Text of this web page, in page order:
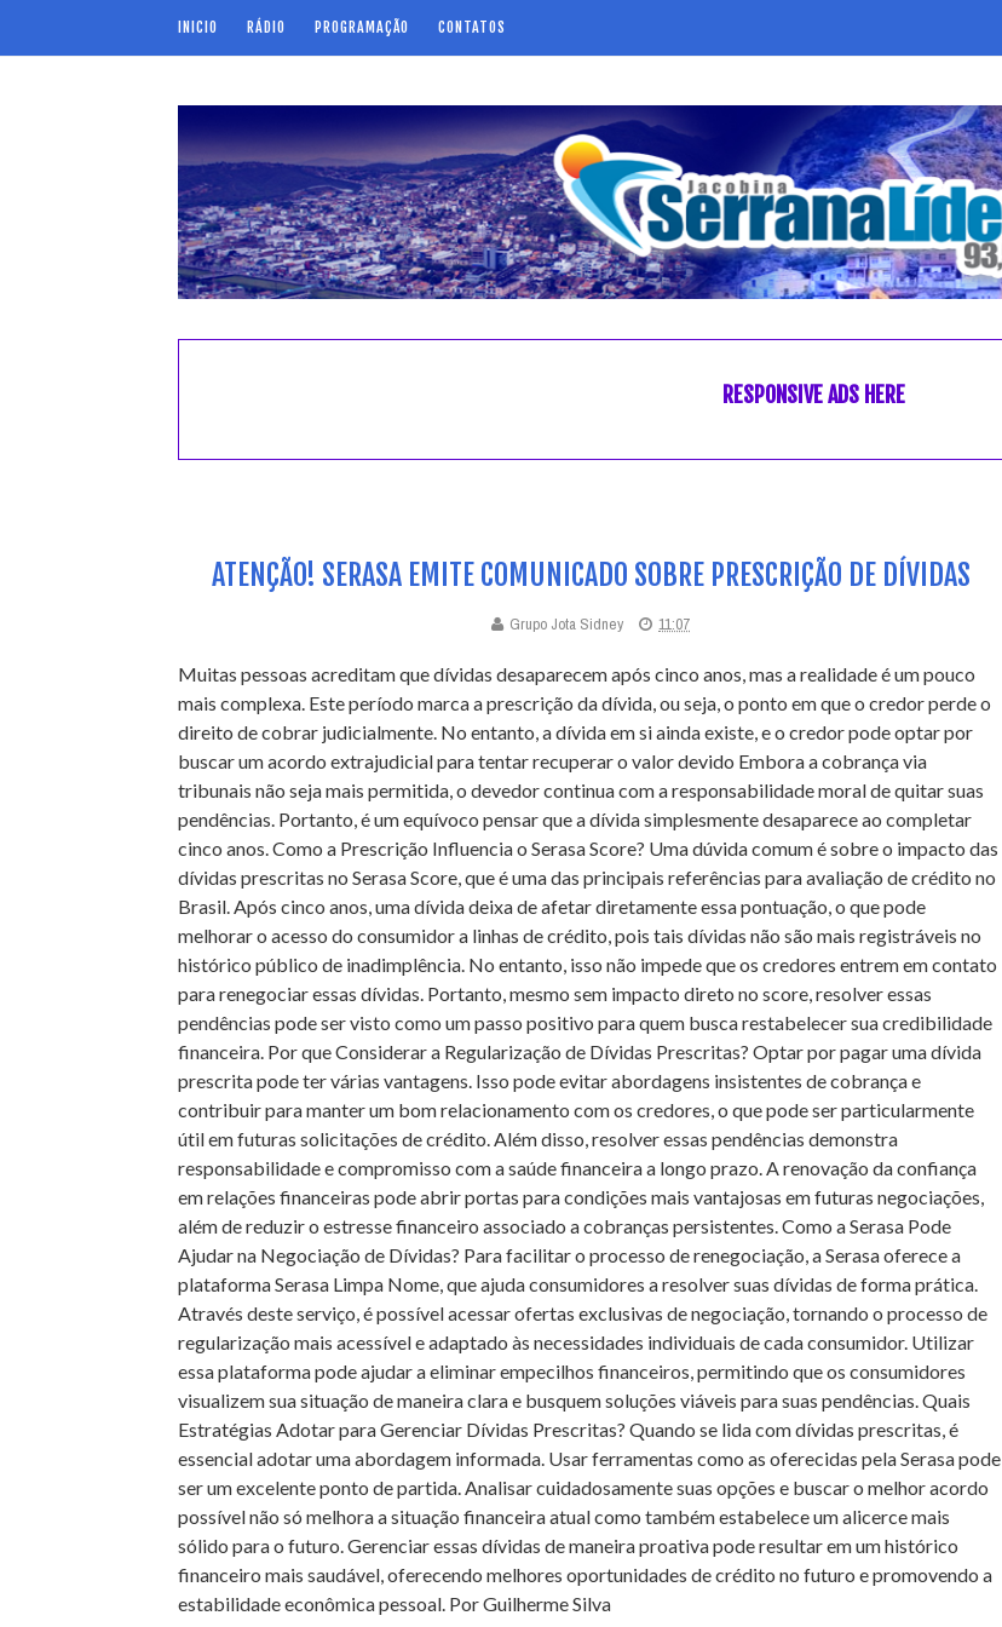
INICIO RÁDIO PROGRAMAÇÃO CONTATOS
RESPONSIVE ADS HERE
ATENÇÃO! SERASA EMITE COMUNICADO SOBRE PRESCRIÇÃO DE DÍVIDAS
Grupo Jota Sidney 11:07
Muitas pessoas acreditam que dívidas desaparecem após cinco anos, mas a realidade é um pouco
mais complexa. Este período marca a prescrição da dívida, ou seja, o ponto em que o credor perde o
direito de cobrar judicialmente. No entanto, a dívida em si ainda existe, e o credor pode optar por
buscar um acordo extrajudicial para tentar recuperar o valor devido Embora a cobrança via
tribunais não seja mais permitida, o devedor continua com a responsabilidade moral de quitar suas
pendências. Portanto, é um equívoco pensar que a dívida simplesmente desaparece ao completar
cinco anos. Como a Prescrição Influencia o Serasa Score? Uma dúvida comum é sobre o impacto das
dívidas prescritas no Serasa Score, que é uma das principais referências para avaliação de crédito no
Brasil. Após cinco anos, uma dívida deixa de afetar diretamente essa pontuação, o que pode
melhorar o acesso do consumidor a linhas de crédito, pois tais dívidas não são mais registráveis no
histórico público de inadimplência. No entanto, isso não impede que os credores entrem em contato
para renegociar essas dívidas. Portanto, mesmo sem impacto direto no score, resolver essas
pendências pode ser visto como um passo positivo para quem busca restabelecer sua credibilidade
financeira. Por que Considerar a Regularização de Dívidas Prescritas? Optar por pagar uma dívida
prescrita pode ter várias vantagens. Isso pode evitar abordagens insistentes de cobrança e
contribuir para manter um bom relacionamento com os credores, o que pode ser particularmente
útil em futuras solicitações de crédito. Além disso, resolver essas pendências demonstra
responsabilidade e compromisso com a saúde financeira a longo prazo. A renovação da confiança
em relações financeiras pode abrir portas para condições mais vantajosas em futuras negociações,
além de reduzir o estresse financeiro associado a cobranças persistentes. Como a Serasa Pode
Ajudar na Negociação de Dívidas? Para facilitar o processo de renegociação, a Serasa oferece a
plataforma Serasa Limpa Nome, que ajuda consumidores a resolver suas dívidas de forma prática.
Através deste serviço, é possível acessar ofertas exclusivas de negociação, tornando o processo de
regularização mais acessível e adaptado às necessidades individuais de cada consumidor. Utilizar
essa plataforma pode ajudar a eliminar empecilhos financeiros, permitindo que os consumidores
visualizem sua situação de maneira clara e busquem soluções viáveis para suas pendências. Quais
Estratégias Adotar para Gerenciar Dívidas Prescritas? Quando se lida com dívidas prescritas, é
essencial adotar uma abordagem informada. Usar ferramentas como as oferecidas pela Serasa pode
ser um excelente ponto de partida. Analisar cuidadosamente suas opções e buscar o melhor acordo
possível não só melhora a situação financeira atual como também estabelece um alicerce mais
sólido para o futuro. Gerenciar essas dívidas de maneira proativa pode resultar em um histórico
financeiro mais saudável, oferecendo melhores oportunidades de crédito no futuro e promovendo a
estabilidade econômica pessoal. Por Guilherme Silva